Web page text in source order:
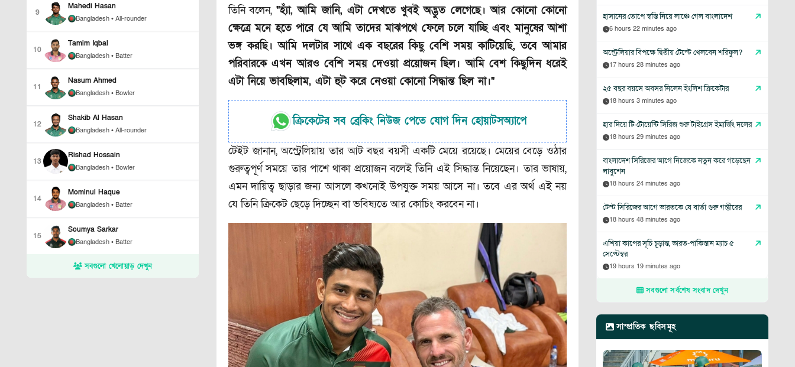
9
Mahedi Hasan
Bangladesh • All-rounder
10
Tamim Iqbal
Bangladesh • Batter
11
Nasum Ahmed
Bangladesh • Bowler
12
Shakib Al Hasan
Bangladesh • All-rounder
13
Rishad Hossain
Bangladesh • Bowler
14
Mominul Haque
Bangladesh • Batter
15
Soumya Sarkar
Bangladesh • Batter
সবগুলো খেলোয়াড় দেখুন
তিনি বলেন, "হ্যাঁ, আমি জানি, এটা দেখতে খুবই অদ্ভুত লেগেছে। আর কোনো কোনো
ক্ষেত্রে মনে হতে পারে যে আমি তাদের মাঝপথে ফেলে চলে যাচ্ছি এবং মানুষের আশা
ভঙ্গ করছি। আমি দলটার সাথে এক বছরের কিছু বেশি সময় কাটিয়েছি, তবে আমার
পরিবারকে এখন আরও বেশি সময় দেওয়া প্রয়োজন ছিল। আমি বেশ কিছুদিন ধরেই
এটা নিয়ে ভাবছিলাম, এটা হুট করে নেওয়া কোনো সিদ্ধান্ত ছিল না।"
ক্রিকেটের সব ব্রেকিং নিউজ পেতে যোগ দিন হোয়াটসঅ্যাপে
টেইট জানান, অস্ট্রেলিয়ায় তার আট বছর বয়সী একটি মেয়ে রয়েছে। মেয়ের বেড়ে ওঠার
গুরুত্বপূর্ণ সময়ে তার পাশে থাকা প্রয়োজন বলেই তিনি এই সিদ্ধান্ত নিয়েছেন। তার ভাষায়,
এমন দায়িত্ব ছাড়ার জন্য আসলে কখনোই উপযুক্ত সময় আসে না। তবে এর অর্থ এই নয়
যে তিনি ক্রিকেট ছেড়ে দিচ্ছেন বা ভবিষ্যতে আর কোচিং করবেন না।
হাসানের তোপে স্বস্তি নিয়ে লাঞ্চে গেল বাংলাদেশ
6 hours 22 minutes ago
অস্ট্রেলিয়ার বিপক্ষে দ্বিতীয় টেস্টে খেলবেন শরিফুল?
17 hours 28 minutes ago
২৫ বছর বয়সে অবসর নিলেন ইংলিশ ক্রিকেটার
18 hours 3 minutes ago
হার দিয়ে টি-টোয়েন্টি সিরিজ শুরু টাইগ্রেস ইমার্জিং দলের
18 hours 29 minutes ago
বাংলাদেশ সিরিজের আগে নিজেকে নতুন করে গড়েছেন
লাবুশেন
18 hours 24 minutes ago
টেস্ট সিরিজের আগে ভারতকে যে বার্তা গুরু গম্ভীরের
18 hours 48 minutes ago
এশিয়া কাপের সূচি চূড়ান্ত, ভারত-পাকিস্তান ম্যাচ ৫
সেপ্টেম্বর
19 hours 19 minutes ago
সবগুলো সর্বশেষ সংবাদ দেখুন
সাম্প্রতিক ছবিসমূহ